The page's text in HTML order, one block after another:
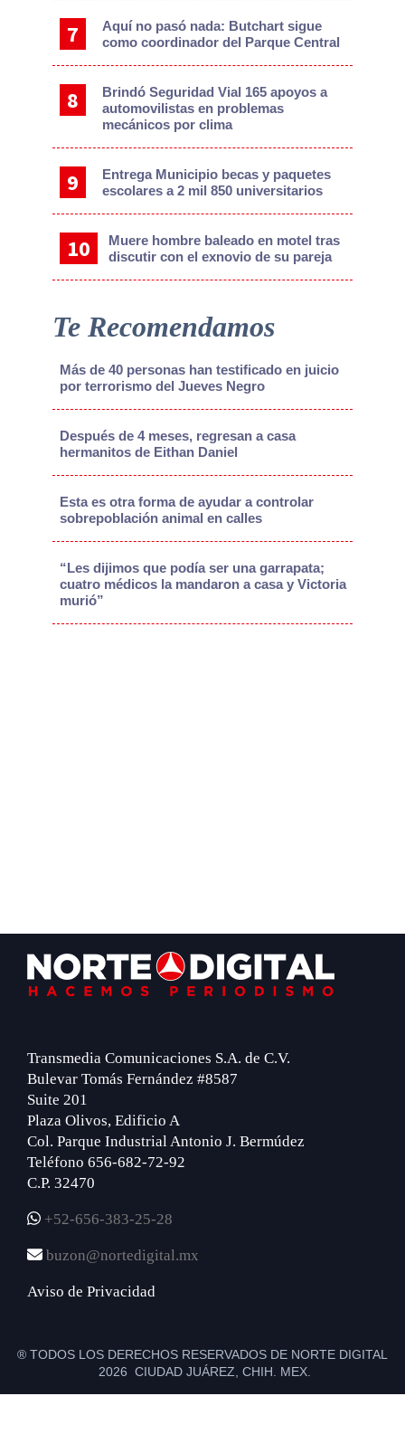
Aquí no pasó nada: Butchart sigue
como coordinador del Parque Central
Brindó Seguridad Vial 165 apoyos a
automovilistas en problemas
mecánicos por clima
Entrega Municipio becas y paquetes
escolares a 2 mil 850 universitarios
Muere hombre baleado en motel tras
discutir con el exnovio de su pareja
Te Recomendamos
Más de 40 personas han testificado en juicio
por terrorismo del Jueves Negro
Después de 4 meses, regresan a casa
hermanitos de Eithan Daniel
Esta es otra forma de ayudar a controlar
sobrepoblación animal en calles
“Les dijimos que podía ser una garrapata;
cuatro médicos la mandaron a casa y Victoria
murió”
Footer
Transmedia Comunicaciones S.A. de C.V.
Bulevar Tomás Fernández #8587
Suite 201
Plaza Olivos, Edificio A
Col. Parque Industrial Antonio J. Bermúdez
Teléfono 656-682-72-92
C.P. 32470
+52-656-383-25-28
buzon@nortedigital.mx
Aviso de Privacidad
® TODOS LOS DERECHOS RESERVADOS DE NORTE DIGITAL
2026 CIUDAD JUÁREZ, CHIH. MEX.